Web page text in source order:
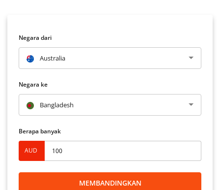
Negara dari
Australia
Negara ke
Bangladesh
Berapa banyak
AUD
MEMBANDINGKAN